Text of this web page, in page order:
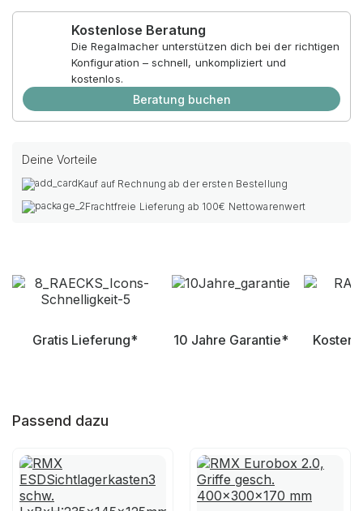
Kostenlose Beratung
Die Regalmacher unterstützen dich bei der richtigen
Konfiguration – schnell, unkompliziert und
kostenlos.
Beratung buchen
Deine Vorteile
Kauf auf Rechnung ab der ersten Bestellung
Frachtfreie Lieferung ab 100€ Nettowarenwert
Gratis Lieferung* 10 Jahre Garantie*
Passend dazu